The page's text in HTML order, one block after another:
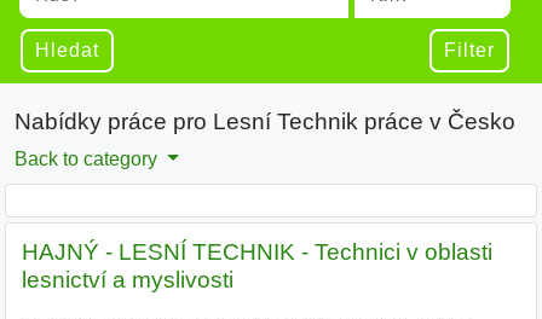
Type 1 or more characters for results.
Hledat Filter
Nabídky práce pro Lesní Technik práce v Česko
Back to category
HAJNÝ - LESNÍ TECHNIK - Technici v oblasti
lesnictví a myslivosti